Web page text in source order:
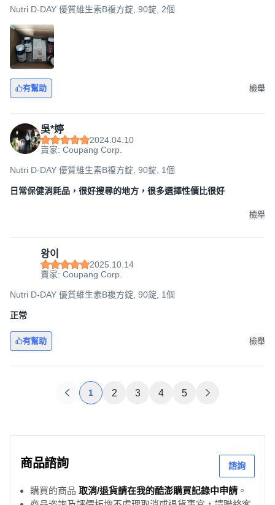
Nutri D-DAY 優質維生素B複方錠, 90錠, 2個
有幫助 檢舉
吳*婷
2024.04.10
賣家: Coupang Corp.
Nutri D-DAY 優質維生素B複方錠, 90錠, 1個
日常保健消耗品，很好搜尋的地方，很多選擇性價比很好
檢舉
왕이
2025.10.14
賣家: Coupang Corp.
Nutri D-DAY 優質維生素B複方錠, 90錠, 1個
正常
有幫助 檢舉
1 2 3 4 5
商品諮詢 諮詢
購買的商品 取消/退貨請在我的酷澎購買記錄中申請 。